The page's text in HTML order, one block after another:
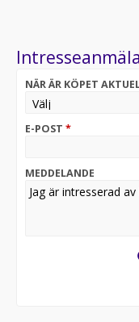
funktioner och noll
Just nu kan du
Vid kontantköp får
Teknisk data:
- Drivbatteri: 8 år
garanteras
NÄR ÄR KÖPET
E-POST *
MEDDELANDE